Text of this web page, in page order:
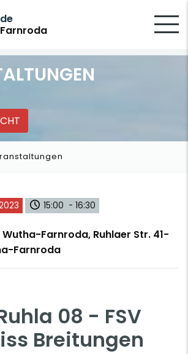
15:00 - 16:30
Farnroda, Ruhlaer Str. 41-
Farnroda
08 - FSV
Breitungen